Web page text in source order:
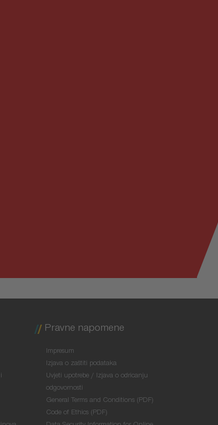
Pravne napomene
Impresum
Izjava o zaštiti podataka
Uvjeti upotrebe / Izjava o odricanju
odgovornosti
General Terms and Conditions (PDF)
Code of Ethics (PDF)